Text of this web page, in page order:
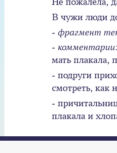
В чужи люди
- фрагмент
- комментарии:
мать плакала,
- подруги
смотреть, как
-
плакала и